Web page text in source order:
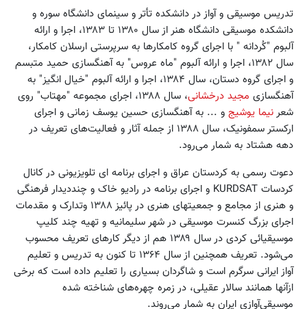
تدریس موسیقی و آواز در دانشکده تأتر و سینمای دانشگاه سوره و
دانشکده موسیقی دانشگاه هنر از سال ۱۳۸۰ تا ۱۳۸۳، اجرا و ارائه
آلبوم "کُردانه " با اجرای گروه کامکارها به سرپرستی ارسلان کامکار،
سال ۱۳۸۲، اجرا و ارائه آلبوم "ماه عروس" به آهنگسازی حمید متبسم
و اجرای گروه دستان، سال ۱۳۸۴، اجرا و ارائه آلبوم "خیال انگیز" به
آهنگسازی مجید درخشانی
، سال ۱۳۸۸، اجرای مجموعه "مهتاب" روی
شعرنیما یوشیج و ... به آهنگسازی حسین یوسف زمانی و اجرای
ارکستر سمفونیک، سال ۱۳۸۸ از جمله آثار و فعالیت‌های تعریف در
دهه هشتاد به شمار می‌رود.
دعوت رسمی به کردستان عراق و اجرای برنامه ای تلویزیونی در کانال
کردسات KURDSAT و اجرای برنامه در رادیو خاک و چنددیدار فرهنگی
و هنری از مجامع و جمعیتهای هنری در پائیز ۱۳۸۸ وتدارک و مقدمات
اجرای بزرگ کنسرت موسیقی در شهر سلیمانیه و تهیه چند کلیپ
موسیقیائی کردی در سال ۱۳۸۹ هم از دیگر کارهای تعریف محسوب
می‌شود. تعریف همچنین از سال ۱۳۶۴ تا کنون به تدریس و تعلیم
آواز ایرانی سرگرم است و شاگردان بسیاری را تعلیم داده است که برخی
ازآنها همانند سالار عقیلی، در زمره چهره‌های شناخته شده
موسیقی‌آوازی ایران به شمار می‌روند.